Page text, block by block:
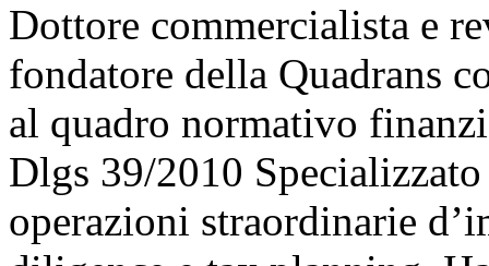
Dottore commercialista e
fondatore della Quadrans
al quadro normativo
Dlgs 39/2010
operazioni straordinarie